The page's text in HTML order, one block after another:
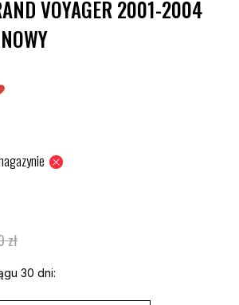
VOYAGER 2001-2004
zł
30 dni: